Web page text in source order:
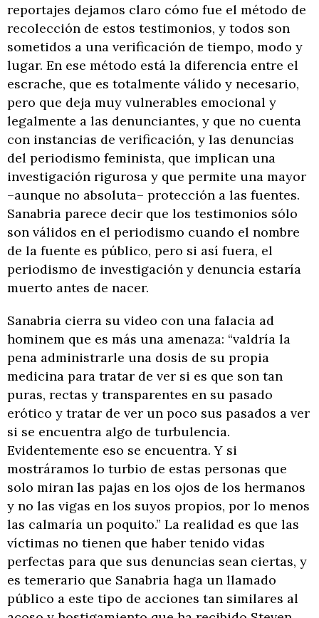
reportajes dejamos claro cómo fue el método de
recolección de estos testimonios, y todos son
sometidos a una verificación de tiempo, modo y
lugar. En ese método está la diferencia entre el
escrache, que es totalmente válido y necesario,
pero que deja muy vulnerables emocional y
legalmente a las denunciantes, y que no cuenta
con instancias de verificación, y las denuncias
del periodismo feminista, que implican una
investigación rigurosa y que permite una mayor
–aunque no absoluta– protección a las fuentes.
Sanabria parece decir que los testimonios sólo
son válidos en el periodismo cuando el nombre
de la fuente es público, pero si así fuera, el
periodismo de investigación y denuncia estaría
muerto antes de nacer.
Sanabria cierra su video con una falacia ad
hominem que es más una amenaza: “valdría la
pena administrarle una dosis de su propia
medicina para tratar de ver si es que son tan
puras, rectas y transparentes en su pasado
erótico y tratar de ver un poco sus pasados a ver
si se encuentra algo de turbulencia.
Evidentemente eso se encuentra. Y si
mostráramos lo turbio de estas personas que
solo miran las pajas en los ojos de los hermanos
y no las vigas en los suyos propios, por lo menos
las calmaría un poquito.” La realidad es que las
víctimas no tienen que haber tenido vidas
perfectas para que sus denuncias sean ciertas, y
es temerario que Sanabria haga un llamado
público a este tipo de acciones tan similares al